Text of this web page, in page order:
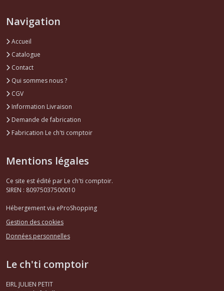
Navigation
Accueil
Catalogue
Contact
Qui sommes nous ?
CGV
Information Livraison
Demande de fabrication
Fabrication Le ch'ti comptoir
Mentions légales
Ce site est édité par Le ch'ti comptoir.
SIREN : 80975037500010
Hébergement via eProShopping
Gestion des cookies
Données personnelles
Le ch'ti comptoir
EIRL JULIEN PETIT